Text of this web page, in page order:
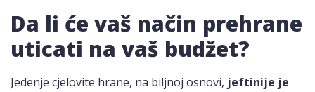
Da li će vaš način prehrane
uticati na vaš budžet?
Jedenje cjelovite hrane, na biljnoj osnovi, jeftinije je